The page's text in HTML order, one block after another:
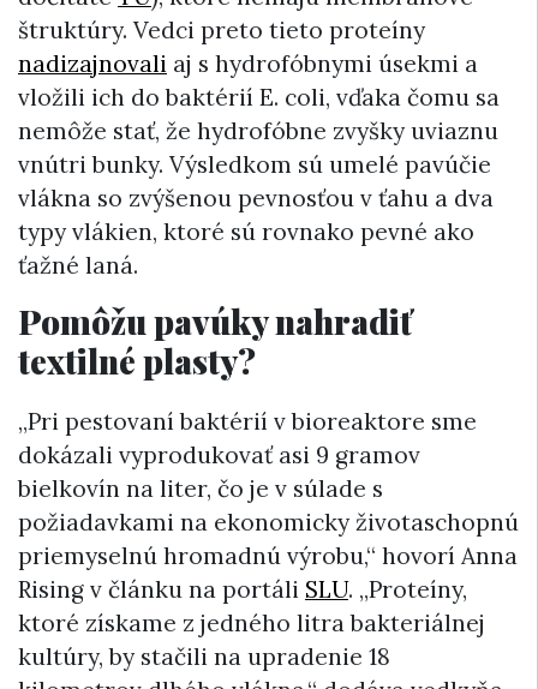
štruktúry. Vedci preto tieto proteíny
nadizajnovali aj s hydrofóbnymi úsekmi a
vložili ich do baktérií E. coli, vďaka čomu sa
nemôže stať, že hydrofóbne zvyšky uviaznu
vnútri bunky. Výsledkom sú umelé pavúčie
vlákna so zvýšenou pevnosťou v ťahu a dva
typy vlákien, ktoré sú rovnako pevné ako
ťažné laná.
Pomôžu pavúky nahradiť
textilné plasty?
„Pri pestovaní baktérií v bioreaktore sme
dokázali vyprodukovať asi 9 gramov
bielkovín na liter, čo je v súlade s
požiadavkami na ekonomicky životaschopnú
priemyselnú hromadnú výrobu,“ hovorí Anna
Rising v článku na portáli SLU. „Proteíny,
ktoré získame z jedného litra bakteriálnej
kultúry, by stačili na upradenie 18